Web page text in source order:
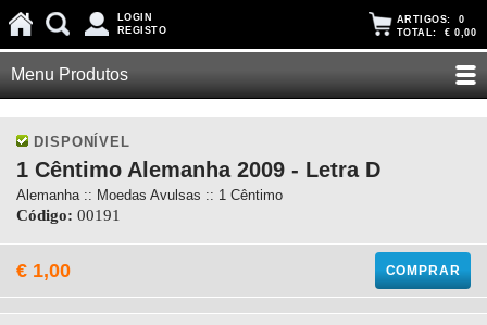
LOGIN
REGISTO
ARTIGOS: 0
TOTAL: € 0,00
Menu Produtos
DISPONÍVEL
1 Cêntimo Alemanha 2009 - Letra D
Alemanha :: Moedas Avulsas :: 1 Cêntimo
Código: 00191
€ 1,00 COMPRAR